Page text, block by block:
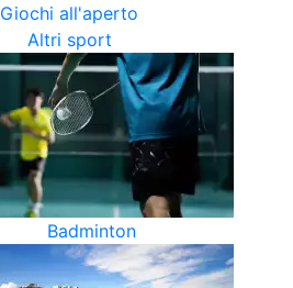
Giochi all'aperto
Altri sport
Badminton